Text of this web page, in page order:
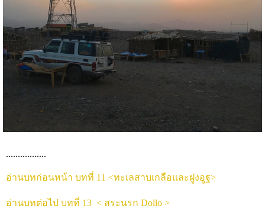
.................
อ่านบทก่อนหน้า บทที่ 11 <ทะเลสาบเกลือและฝูงอูฐ>
อ่านบทต่อไป บทที่ 13 < สระนรก Dollo >